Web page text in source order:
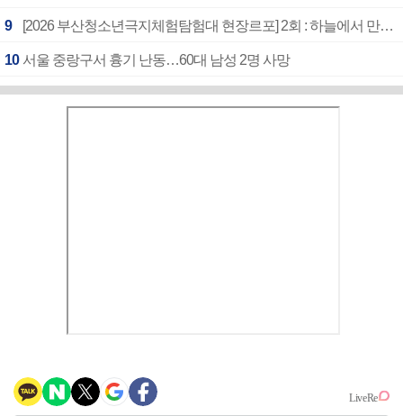
9 [2026 부산청소년극지체험탐험대 현장르포] 2회 : 하늘에서 만난 얼음의 나라
10 서울 중랑구서 흉기 난동…60대 남성 2명 사망